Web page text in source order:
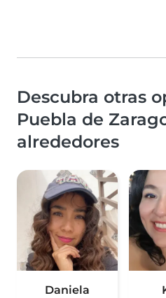
Descubra otras
Puebla de
alrededores
Daniela